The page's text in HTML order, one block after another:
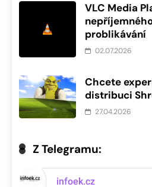
VLC Media
problikávání
02.07.2026
Chcete
distribuci
27.04.2026
Z Telegramu: